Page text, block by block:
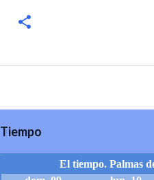
Tiempo